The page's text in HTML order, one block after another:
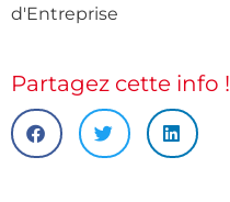
d'Entreprise
Partagez cette info !